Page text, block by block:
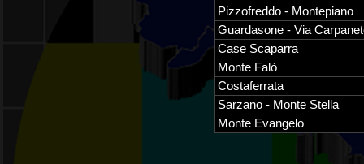
Pizzofreddo - Montepiano
Guardasone - Via
Case Scaparra
Monte Falò
Costaferrata
Sarzano - Monte Stella
Monte Evangelo